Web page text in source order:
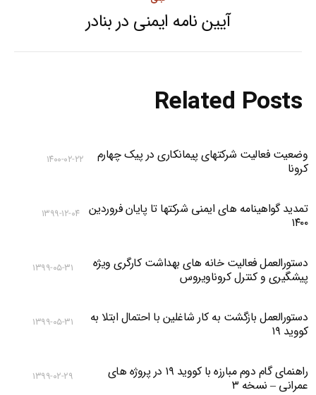
Previous
آیین نامه ایمنی در بنادر
Related Posts
وضعیت فعالیت شرکتهای پیمانکاری در پیک چهارم
کرونا
۱۴۰۰-۰۲-۲۲
تمدید گواهینامه های ایمنی شرکتها تا پایان فروردین
۱۴۰۰
۱۳۹۹-۱۲-۰۴
دستورالعمل فعالیت خانه های بهداشت کارگری ویژه
پیشگیری و کنترل کروناویروس
۱۳۹۹-۰۵-۳۱
دستورالعمل بازگشت به کار شاغلین با احتمال ابتلا به
کووید ۱۹
۱۳۹۹-۰۵-۳۱
راهنمای گام دوم مبارزه با کووید ۱۹ در پروژه های
عمرانی – نسخه ۳
۱۳۹۹-۰۲-۲۹